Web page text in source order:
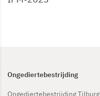
Ongediertebestrijding
Ongediertebestrijding Tilburg